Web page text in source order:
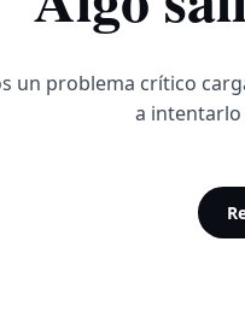
un problema crítico
a